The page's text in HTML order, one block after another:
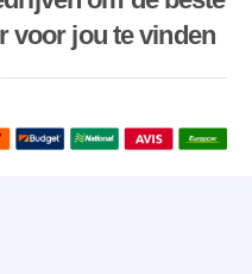
voor jou te vinden